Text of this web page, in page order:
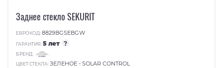
Заднее стекло SEKURIT
ЕВРОКОД:8829BGSEBGW
ГАРАНТИЯ:5 лет ?
БРЕНД:
ЦВЕТ СТЕКЛА:ЗЕЛЕНОЕ - SOLAR CONTROL